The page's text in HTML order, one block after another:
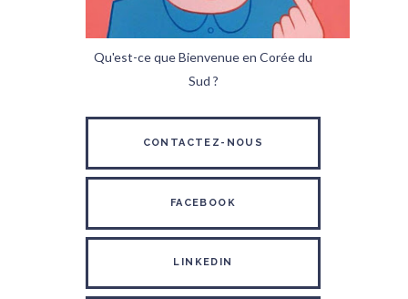
Qu'est-ce que Bienvenue en Corée du
Sud ?
CONTACTEZ-NOUS
FACEBOOK
LINKEDIN